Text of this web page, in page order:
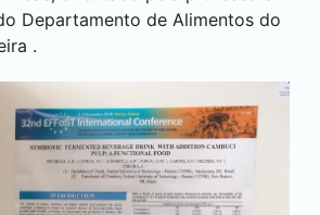
Departamento de Alimentos do
.